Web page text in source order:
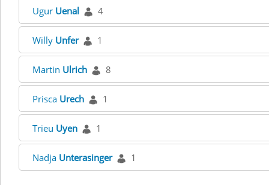
Ugur Uenal 4
Willy Unfer 1
Martin Ulrich 8
Prisca Urech 1
Trieu Uyen 1
Nadja Unterasinger 1